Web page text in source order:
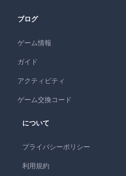
ブログ
ゲーム情報
ガイド
アクティビティ
ゲーム交換コード
について
プライバシーポリシー
利用規約